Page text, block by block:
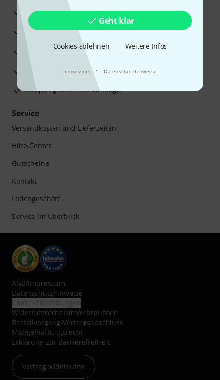
Geht klar
Cookies ablehnen Weitere Infos
Impressum · Datenschutzhinweise
30 Tage Money-Back-Garantie
Reparaturservice
Beratung durch Fachexperten
Zufriedenheitsgarantie
Europas größtes Versandlager
Service
Versandkosten und Lieferzeiten
Hilfe-Center
Gutscheine
Kontakt
Ladengeschäft
Service im Überblick
AGB/Impressum
Datenschutzhinweise
Widerrufsrecht für Verbraucher
Bestellvorgang/Vertragsabschluss
Mängelhaftungsrecht
Erklärung zur Barrierefreiheit
Vertrag widerrufen